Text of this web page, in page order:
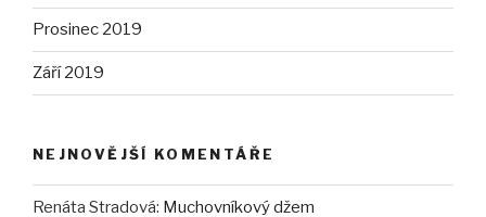
Prosinec 2019
Září 2019
NEJNOVĚJŠÍ KOMENTÁŘE
Renáta Stradová: Muchovníkový džem